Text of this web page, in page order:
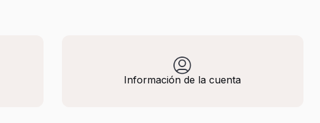
Información de la cuenta